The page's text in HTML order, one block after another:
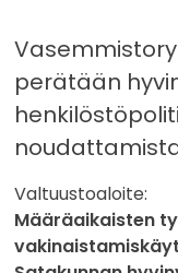
perätään
Valtuustoaloite:
Määräaikaisten